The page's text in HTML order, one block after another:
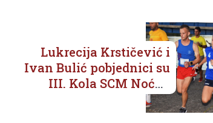
Lukrecija Krstičević i
Ivan Bulić pobjednici su
III. Kola SCM Noćne
Neretvanske liga
trčanja